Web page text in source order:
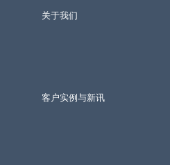
关于我们
客户实例与新讯